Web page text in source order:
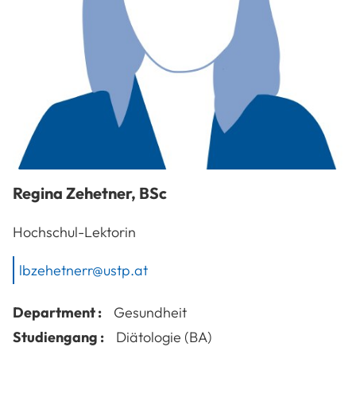
Regina Zehetner, BSc
Hochschul-Lektorin
lbzehetnerr@ustp.at
Department :
Gesundheit
Studiengang :
Diätologie (BA)